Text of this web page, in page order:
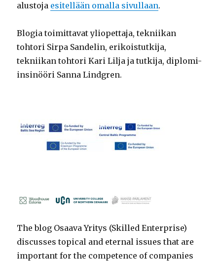
alustoja esitellään omalla sivullaan.
Blogia toimittavat yliopettaja, tekniikan
tohtori Sirpa Sandelin, erikoistutkija,
tekniikan tohtori Kari Lilja ja tutkija, diplomi-
insinööri Sanna Lindgren.
The blog Osaava Yritys (Skilled Enterprise)
discusses topical and eternal issues that are
important for the competence of companies